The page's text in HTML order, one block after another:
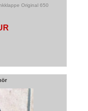
Original 650